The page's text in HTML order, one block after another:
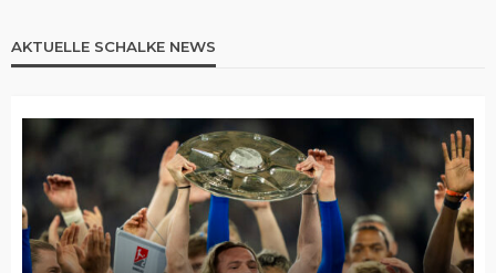
AKTUELLE SCHALKE NEWS